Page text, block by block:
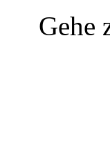
Gehe